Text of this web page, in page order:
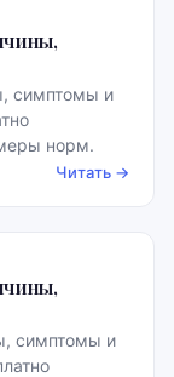
симптомы и
норм.
Читать →
симптомы и